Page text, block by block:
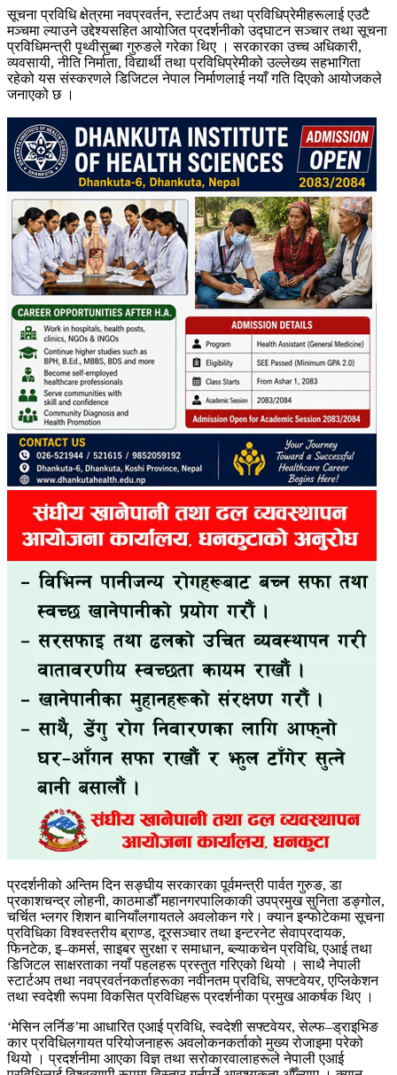
सूचना प्रविधि क्षेत्रमा नवप्रवर्तन, स्टार्टअप तथा प्रविधिप्रेमीहरूलाई एउटै
मञ्चमा ल्याउने उद्देश्यसहित आयोजित प्रदर्शनीको उद्घाटन सञ्चार तथा सूचना
प्रविधिमन्त्री पृथ्वीसुब्बा गुरुङले गरेका थिए । सरकारका उच्च अधिकारी,
व्यवसायी, नीति निर्माता, विद्यार्थी तथा प्रविधिप्रेमीको उल्लेख्य सहभागिता
रहेको यस संस्करणले डिजिटल नेपाल निर्माणलाई नयाँ गति दिएको आयोजकले
जनाएको छ ।
प्रदर्शनीको अन्तिम दिन सङ्घीय सरकारका पूर्वमन्त्री पार्वत गुरुङ, डा
प्रकाशचन्द्र लोहनी, काठमाडौँ महानगरपालिकाकी उपप्रमुख सुनिता डङ्गोल,
चर्चित भ्लगर शिशन बानियाँलगायतले अवलोकन गरे। क्यान इन्फोटेकमा सूचना
प्रविधिका विश्वस्तरीय ब्राण्ड, दूरसञ्चार तथा इन्टरनेट सेवाप्रदायक,
फिनटेक, इ–कमर्स, साइबर सुरक्षा र समाधान, ब्ल्याकचेन प्रविधि, एआई तथा
डिजिटल साक्षरताका नयाँ पहलहरू प्रस्तुत गरिएको थियो । साथै नेपाली
स्टार्टअप तथा नवप्रवर्तनकर्ताहरूका नवीनतम प्रविधि, सफ्टवेयर, एप्लिकेशन
तथा स्वदेशी रूपमा विकसित प्रविधिहरू प्रदर्शनीका प्रमुख आकर्षक थिए ।
‘मेसिन लर्निङ’मा आधारित एआई प्रविधि, स्वदेशी सफ्टवेयर, सेल्फ–ड्राइभिङ
कार प्रविधिलगायत परियोजनाहरू अवलोकनकर्ताको मुख्य रोजाइमा परेको
थियो । प्रदर्शनीमा आएका विज्ञ तथा सरोकारवालाहरूले नेपाली एआई